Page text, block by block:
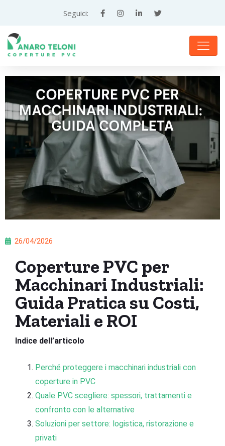
Coperture
in
PVC
su
Misura
—
Panaro
Teloni,
Altamura
Seguici:
26/04/2026
Coperture PVC per
Macchinari Industriali:
Guida Pratica su Costi,
Materiali e ROI
Indice dell’articolo
Perché proteggere i macchinari industriali con
coperture in PVC
Quale PVC scegliere: spessori, trattamenti e
confronto con le alternative
Soluzioni per settore: logistica, ristorazione e
privati